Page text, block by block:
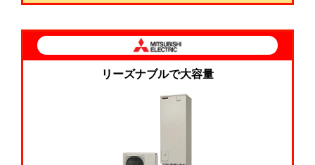
リーズナブルで大容量